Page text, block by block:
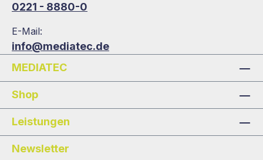
0221 - 8880-0
E-Mail:
info@mediatec.de
MEDIATEC
Shop
Leistungen
Newsletter